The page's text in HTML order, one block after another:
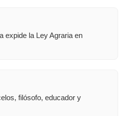
expide la Ley Agraria en
filósofo, educador y